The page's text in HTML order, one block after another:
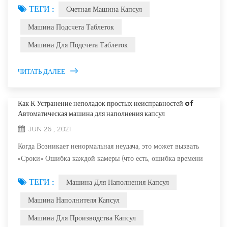
Оборудование мало в размере, света в весе, точнее в подсчете
консервированных продуктов в различных отраслях С
ТЕГИ :
Счетная Машина Капсул
Машина Подсчета Таблеток
Машина Для Подсчета Таблеток
ЧИТАТЬ ДАЛЕЕ
Как К Устранение неполадок простых неисправностей of
Автоматическая машина для наполнения капсул
JUN 26 , 2021
Когда Возникает ненормальная неудача, это может вызвать
«Сроки» Ошибка каждой камеры (что есть, ошибка времени
каждого механизма не работает мешать. Мотор Машина для
прерывистое движение через индекс проигрывателя Коробка.
ТЕГИ :
Машина Для Наполнения Капсул
Машина Наполнителя Капсул
Машина Для Производства Капсул